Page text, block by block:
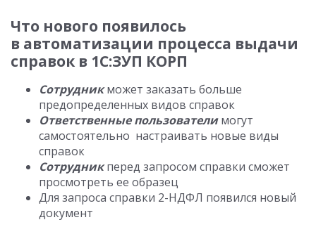
Что нового появилось
в автоматизации процесса выдачи
справок в 1С:ЗУП КОРП
Сотрудникможет заказать больше
предопределенных видов справок
Ответственные пользователимогут
самостоятельно настраивать новые виды
справок
Сотрудникперед запросом справки сможет
просмотреть ее образец
Для запроса справки 2-НДФЛ появился новый
документ